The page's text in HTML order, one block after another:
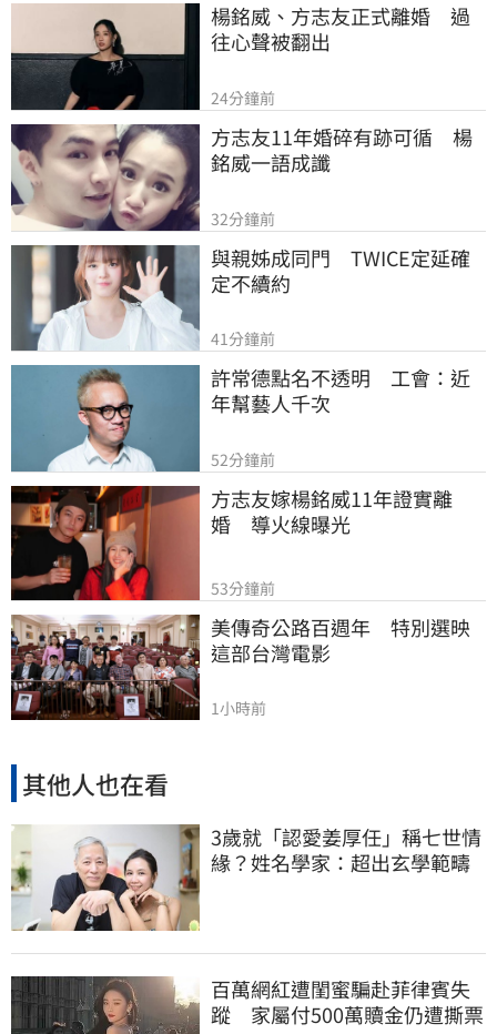
楊銘威、方志友正式離婚　過
往心聲被翻出
24分鐘前
方志友11年婚碎有跡可循　楊
銘威一語成讖
32分鐘前
與親姊成同門　TWICE定延確
定不續約
41分鐘前
許常德點名不透明　工會：近
年幫藝人千次
52分鐘前
方志友嫁楊銘威11年證實離
婚　導火線曝光
53分鐘前
美傳奇公路百週年　特別選映
這部台灣電影
1小時前
其他人也在看
3歲就「認愛姜厚任」稱七世情
緣？姓名學家：超出玄學範疇
百萬網紅遭閨蜜騙赴菲律賓失
蹤 家屬付500萬贖金仍遭撕票